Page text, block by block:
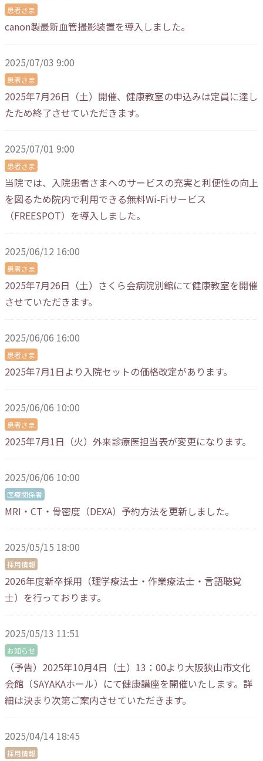
患者さま
canon製最新血管撮影装置を導入しました。
2025/07/03 9:00
患者さま
2025年7月26日（土）開催、健康教室の申込みは定員に達し
たため終了させていただきます。
2025/07/01 9:00
患者さま
当院では、入院患者さまへのサービスの充実と利便性の向上
を図るため院内で利用できる無料Wi-Fiサービス
（FREESPOT）を導入しました。
2025/06/12 16:00
患者さま
2025年7月26日（土）さくら会病院別館にて健康教室を開催
させていただきます。
2025/06/06 16:00
患者さま
2025年7月1日より入院セットの価格改定があります。
2025/06/06 10:00
患者さま
2025年7月1日（火）外来診療医担当表が変更になります。
2025/06/06 10:00
医療関係者
MRI・CT・骨密度（DEXA）予約方法を更新しました。
2025/05/15 18:00
採用情報
2026年度新卒採用（理学療法士・作業療法士・言語聴覚
士）を行っております。
2025/05/13 11:51
お知らせ
（予告）2025年10月4日（土）13：00より大阪狭山市文化
会館（SAYAKAホール）にて健康講座を開催いたします。詳
細は決まり次第ご案内させていただきます。
2025/04/14 18:45
採用情報